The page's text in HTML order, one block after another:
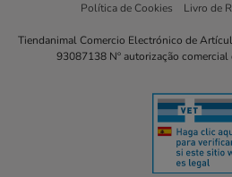
Política de Cookies
Livro de
Tiendanimal Comercio Electrónico de
93087138 Nº autorização